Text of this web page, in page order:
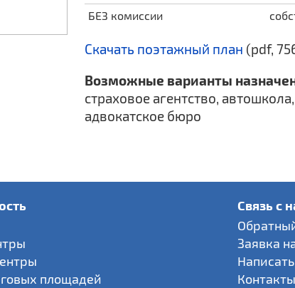
БЕЗ комиссии
Скачать поэтажный план (pdf,
Возможные варианты
страховое агентство,
адвокатское бюро
площадей
Связь с
Заявка